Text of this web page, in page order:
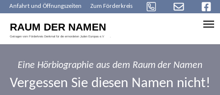
Anfahrt und Öffnungszeiten Zum Förderkreis
Eine Hörbiographie aus dem Raum der Namen
Vergessen Sie diesen Namen nicht!